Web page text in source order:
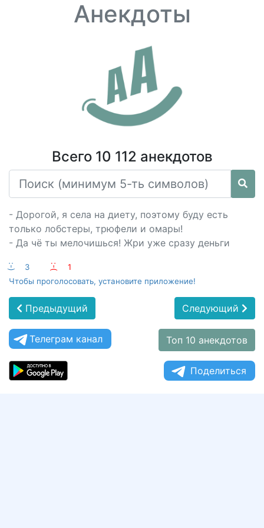
Анекдоты
Всего 10 112 анекдотов
- Дорогой, я села на диету, поэтому буду есть
только лобстеры, трюфели и омары!
- Да чё ты мелочишься! Жри уже сразу деньги
:-) 3 :-(
1
Чтобы проголосовать, установите приложение!
Предыдущий Следующий
Телеграм канал Топ 10 анекдотов
Поделиться